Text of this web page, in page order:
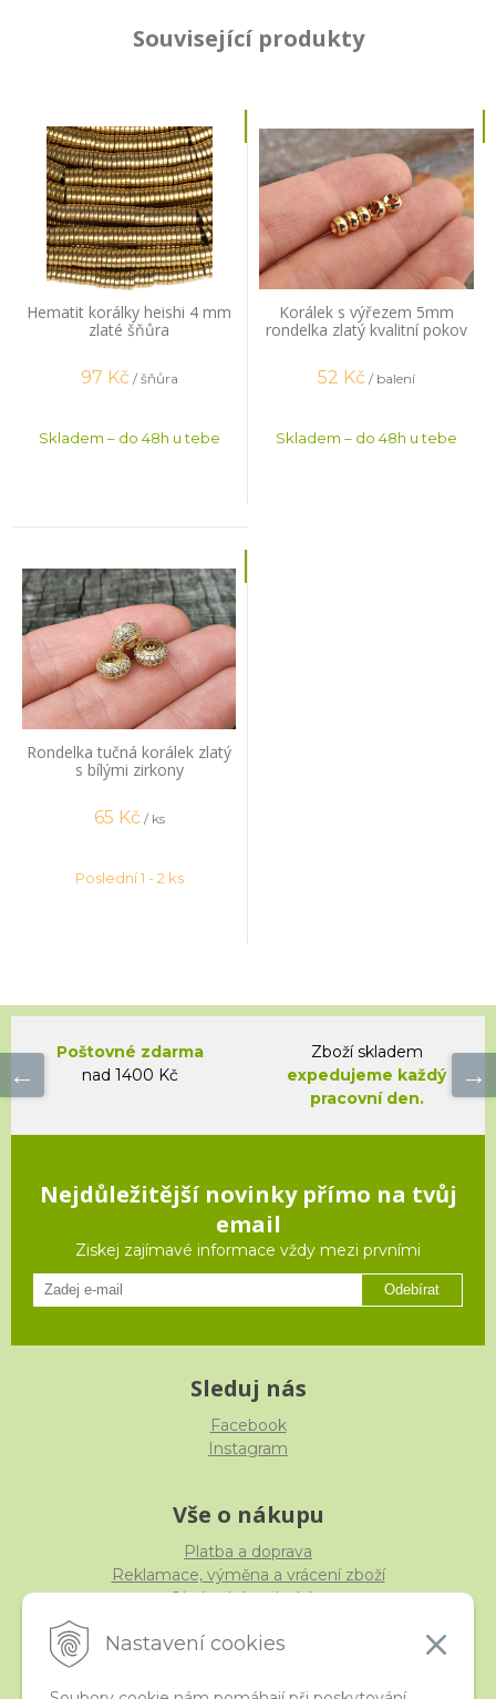
Nastavení cookies
Související produkty
Hematit korálky heishi 4 mm
zlaté šňůra
97 Kč / šňůra
Skladem – do 48h u tebe
Korálek s výřezem 5mm
rondelka zlatý kvalitní pokov
20 ks
52 Kč / balení
Skladem – do 48h u tebe
Rondelka tučná korálek zlatý
s bílými zirkony
65 Kč / ks
Poslední 1 - 2 ks
Poštovné zdarma
nad 1400 Kč
Zboží skladem
expedujeme každý
pracovní den.
Nejdůležitější novinky přímo na tvůj
email
Ziskej zajímavé informace vždy mezi prvními
Odebírat
Sleduj nás
Facebook
Instagram
Vše o nákupu
Platba a doprava
Reklamace, výměna a vrácení zboží
Obchodní podmínky